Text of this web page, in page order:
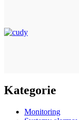
Kategorie
Monitoring